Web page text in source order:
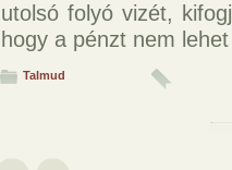
utolsó folyó vizét,
hogy a pénzt nem
Talmud